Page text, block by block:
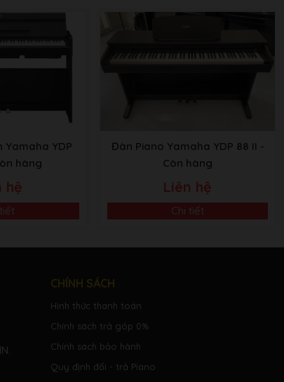
YDP
hàng
hệ
Đàn Piano Yamaha YDP 88 II -
Còn hàng
Liên hệ
Chi tiết
CHÍNH SÁCH
Hình thức thanh toán
Chính sách trả góp 0%
Chính sách bảo hành
Quy định đổi - trả Piano